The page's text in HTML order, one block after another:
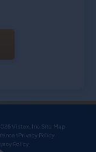
Vistex, Inc. Site Map
Privacy Policy
Policy